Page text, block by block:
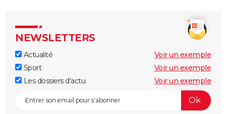
NEWSLETTERS
Actualité
Voir un exemple
Sport
Voir un exemple
Les dossiers d'actu
Voir un exemple